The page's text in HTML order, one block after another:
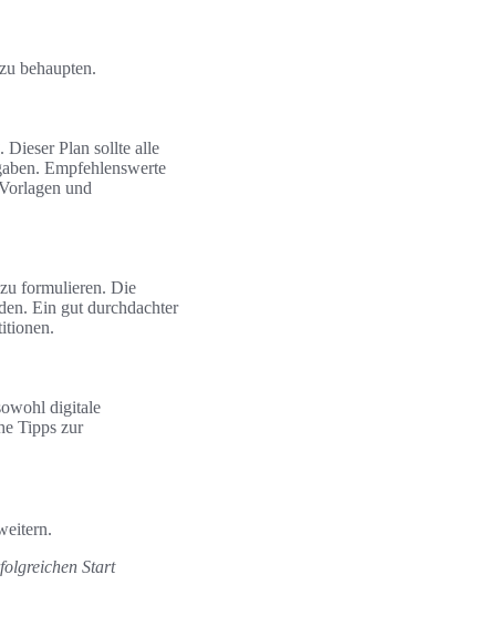
behaupten.
Dieser Plan sollte alle
Empfehlenswerte
und
formulieren. Die
Ein gut durchdachter
digitale
Tipps zur
Start